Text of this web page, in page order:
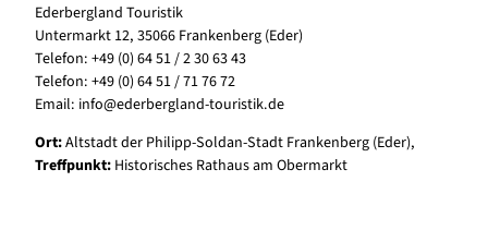
Ederbergland Touristik
Untermarkt 12, 35066 Frankenberg (Eder)
Telefon: +49 (0) 64 51 / 2 30 63 43
Telefon: +49 (0) 64 51 / 71 76 72
Email: info@ederbergland-touristik.de
Ort:Altstadt der Philipp-Soldan-Stadt Frankenberg (Eder),
Treffpunkt: Historisches Rathaus am Obermarkt